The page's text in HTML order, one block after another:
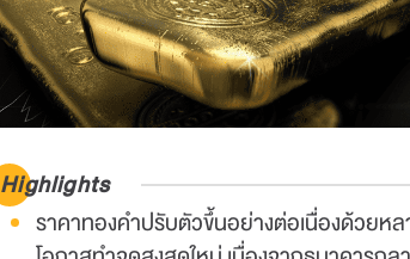
Highlights
ราคาทองคำปรับตัวขึ้นอย่างต่อเนื่องด้วยห